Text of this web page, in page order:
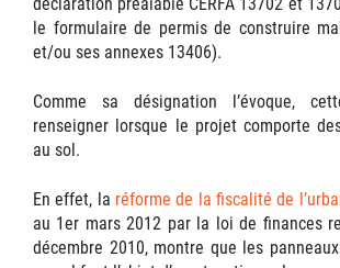
le formulaire de permis de construire
et/ou ses annexes 13406).
Comme sa désignation l’évoque,
renseigner lorsque le projet comporte
au sol.
En effet, la réforme de la fiscalité de
au 1er mars 2012 par la loi de finances
décembre 2010, montre que les